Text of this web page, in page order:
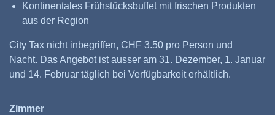
Kontinentales Frühstücksbuffet mit frischen Produkten
aus der Region
City Tax nicht inbegriffen, CHF 3.50 pro Person und
Nacht. Das Angebot ist ausser am 31. Dezember, 1. Januar
und 14. Februar täglich bei Verfügbarkeit erhältlich.
Zimmer